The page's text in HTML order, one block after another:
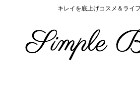
キレイを底上げコスメ＆ライ